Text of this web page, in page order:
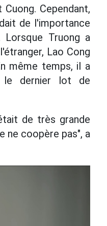
Cependant,
de l'importance
Truong a
Lao Cong
même temps, il a
le dernier lot de
de très grande
ne coopère pas", a